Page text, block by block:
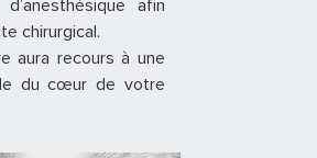
afin
chirurgical.
aura recours à une
du cœur de votre